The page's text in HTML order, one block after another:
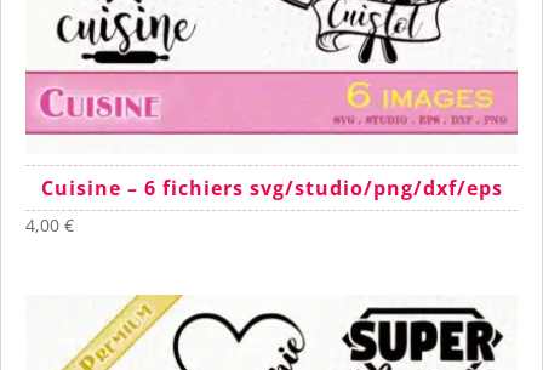
Cuisine – 6 fichiers svg/studio/png/dxf/eps
4,00 €